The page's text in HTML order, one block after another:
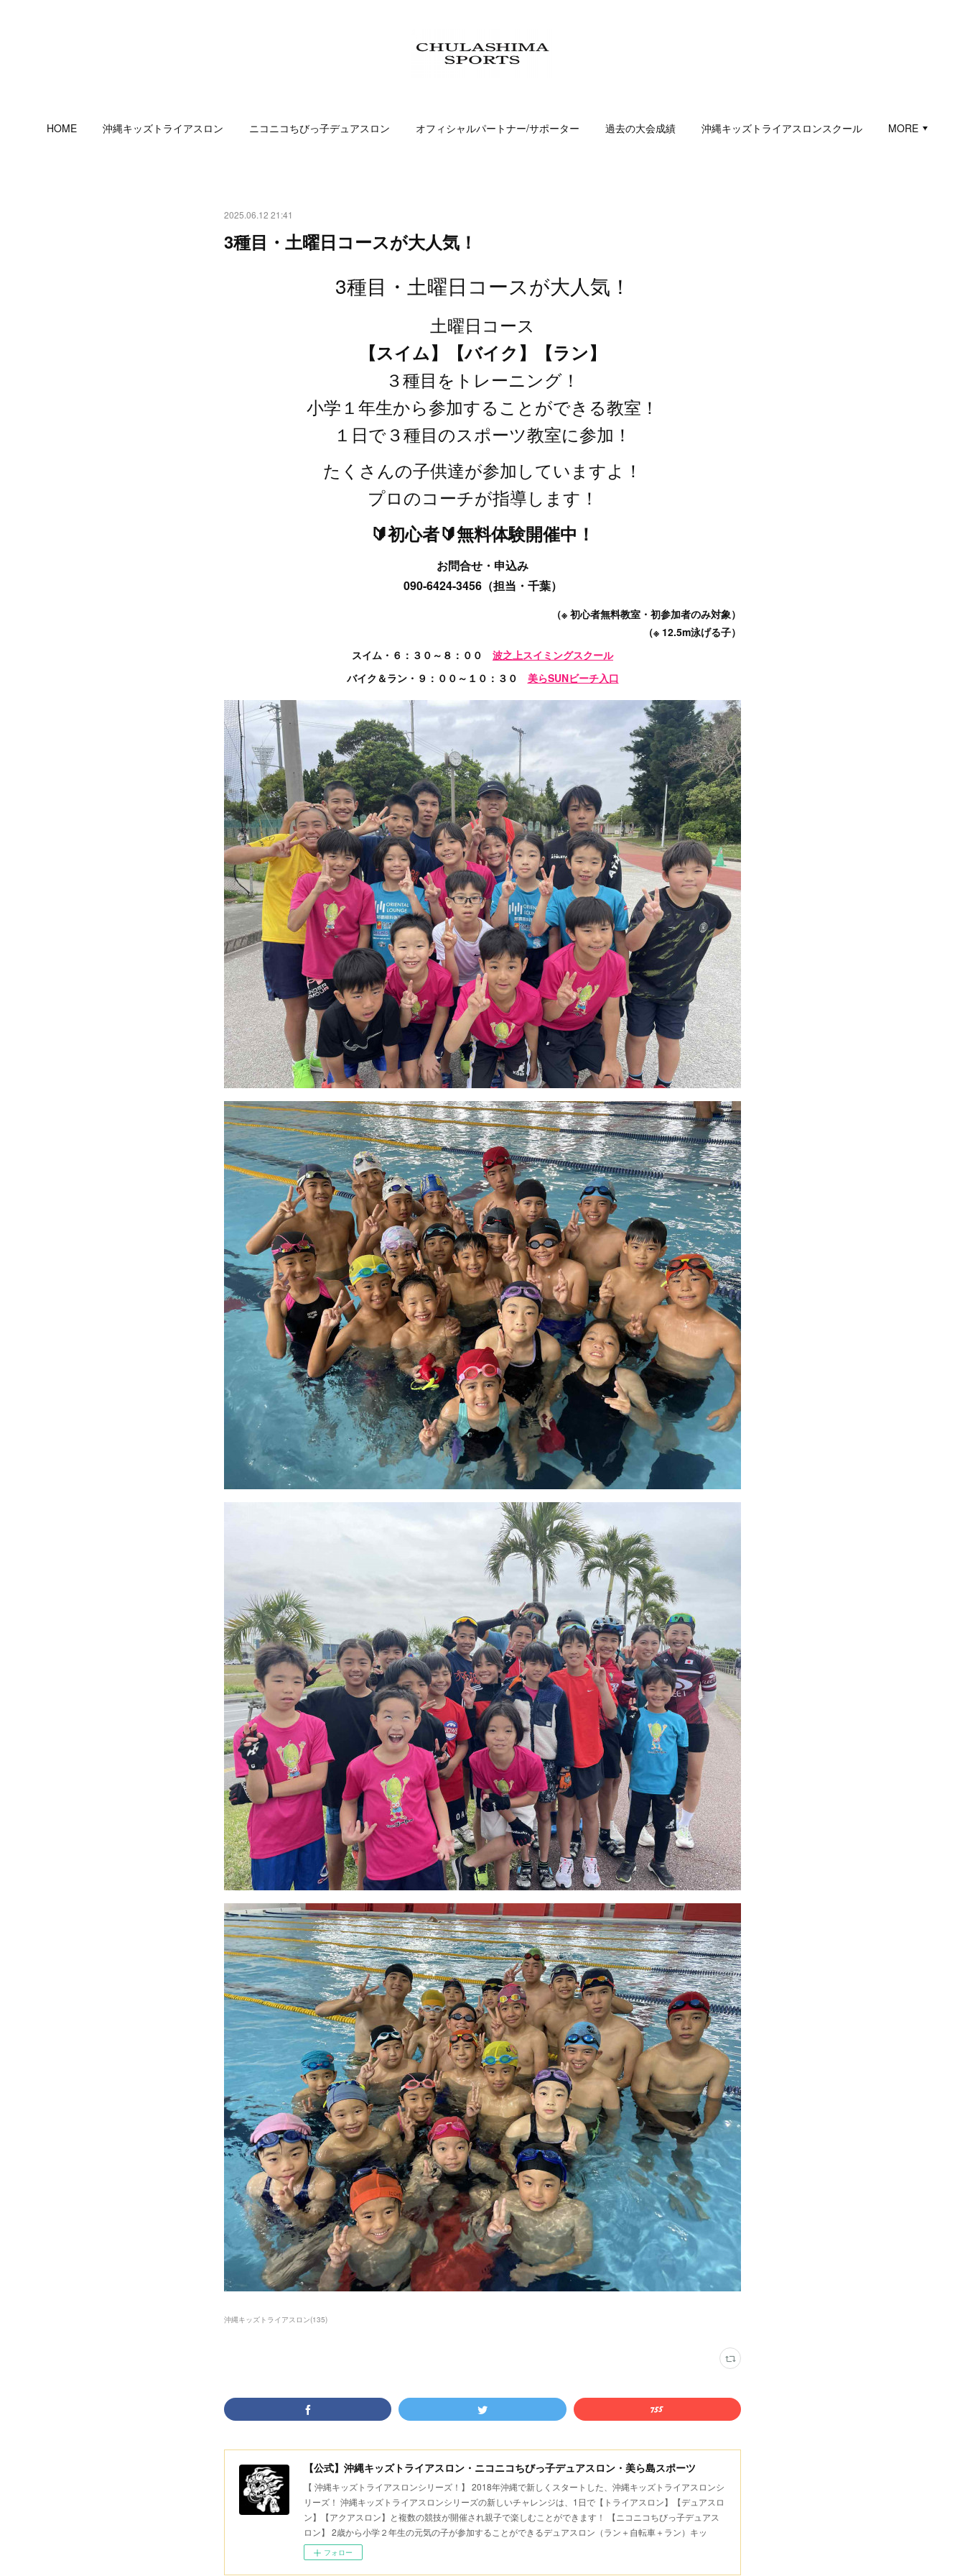
HOME 沖縄キッズトライアスロン ニコニコちびっ子デュアスロン オフィシャルパートナー/サポーター 過去の大会成績 沖縄キッズトライアスロンスクール MORE
2025.06.12 21:41
3種目・土曜日コースが大人気！
3種目・土曜日コースが大人気！
土曜日コース
【スイム】【バイク】【ラン】
３種目をトレーニング！
小学１年生から参加することができる教室！
１日で３種目のスポーツ教室に参加！
たくさんの子供達が参加していますよ！
プロのコーチが指導します！
🔰初心者🔰無料体験開催中！
お問合せ・申込み
090-6424-3456（担当・千葉）
（※ 初心者無料教室・初参加者のみ対象）
（※ 12.5m泳げる子）
スイム・６：３０～８：００ 波之上スイミングスクール
バイク＆ラン・９：００～１０：３０ 美らSUNビーチ入口
沖縄キッズトライアスロン(135)
【公式】沖縄キッズトライアスロン・ニコニコちびっ子デュアスロン・美ら島スポーツ
【 沖縄キッズトライアスロンシリーズ！】 2018年沖縄で新しくスタートした、沖縄キッズトライアスロンシ
リーズ！ 沖縄キッズトライアスロンシリーズの新しいチャレンジは、1日で【トライアスロン】【デュアスロ
ン】【アクアスロン】と複数の競技が開催され親子で楽しむことができます！ 【ニコニコちびっ子デュアス
ロン】 2歳から小学２年生の元気の子が参加することができるデュアスロン（ラン＋自転車＋ラン）キッ
フォロー